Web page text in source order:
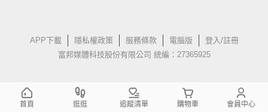
APP下載 隱私權政策 服務條款 電腦版
登入/註冊
富邦媒體科技股份有限公司 統編：27365925
首頁 逛逛 追蹤清單 購物車 會員中心